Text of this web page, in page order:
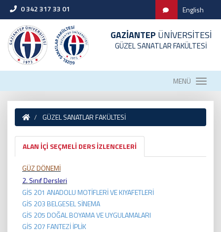
0 342 317 33 01 English
GAZİANTEP ÜNİVERSİTESİ
GÜZEL SANATLAR FAKÜLTESİ
MENÜ
GÜZEL SANATLAR FAKÜLTESİ
ALAN İÇİ SEÇMELİ DERS İZLENCELERİ
GÜZ DÖNEMİ
2. Sınıf Dersleri
GİS 201 ANADOLU MOTİFLERİ VE KIYAFETLERİ
GİS 203 BELGESEL SİNEMA
GİS 205 DOĞAL BOYAMA VE UYGULAMALARI
GİS 207 FANTEZİ İPLİK